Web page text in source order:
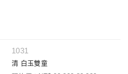
1031
清 白玉雙童